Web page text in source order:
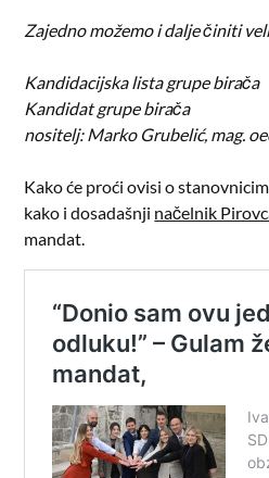
Zajedno možemo i dalje činiti
Kandidacijska lista grupe birača
Kandidat grupe birača
nositelj: Marko Grubelić, mag.
Kako će proći ovisi o
kako i dosadašnji načelnik
mandat.